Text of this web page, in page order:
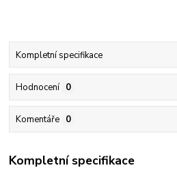
Kompletní specifikace
Hodnocení 0
Komentáře 0
Kompletní specifikace